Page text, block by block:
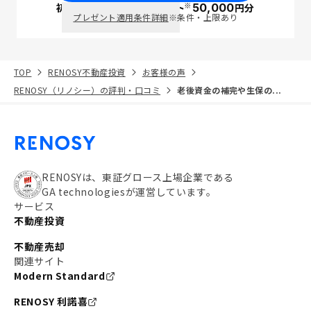
初回面談で ポイント※50,000円分
プレゼント適用条件詳細※条件・上限あり
TOP RENOSY不動産投資
お客様の声
RENOSY（リノシー）の評判・口コミ
老後資金の補完や生保の...
RENOSYは、東証グロース上場企業である
GA technologiesが運営しています。
サービス
不動産投資
不動産売却
関連サイト
Modern Standard
RENOSY 利諾喜